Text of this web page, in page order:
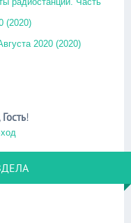
(2020)
2020 (2020)
, Гость!